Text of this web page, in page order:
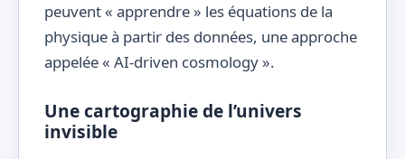
peuvent « apprendre » les équations de la
physique à partir des données, une approche
appelée « AI-driven cosmology ».
Une cartographie de l’univers
invisible